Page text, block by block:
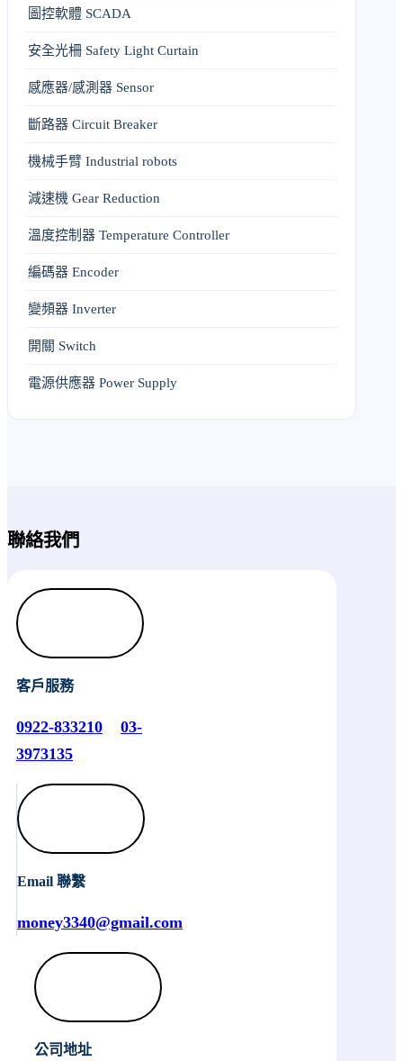
圖控軟體 SCADA
安全光柵 Safety Light Curtain
感應器/感測器 Sensor
斷路器 Circuit Breaker
機械手臂 Industrial robots
減速機 Gear Reduction
溫度控制器 Temperature Controller
編碼器 Encoder
變頻器 Inverter
開關 Switch
電源供應器 Power Supply
聯絡我們
客戶服務
0922-833210
03-
3973135
Email 聯繫
money3340@gmail.com
公司地址